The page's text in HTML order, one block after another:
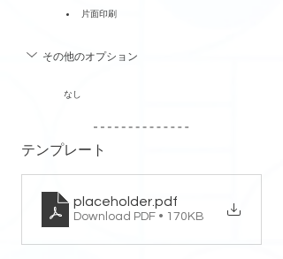
片面印刷
その他のオプション
なし
テンプレート
placeholder.pdf
Download PDF • 170KB